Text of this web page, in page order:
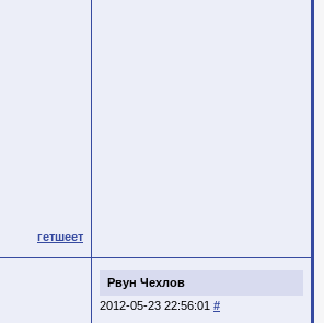
гетшеет
Рвун Чехлов
2012-05-23 22:56:01 #